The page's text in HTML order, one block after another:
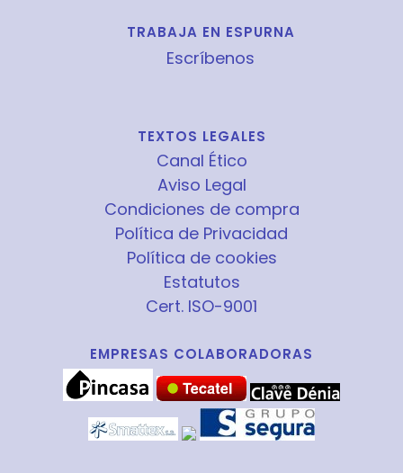
TRABAJA EN ESPURNA
Escríbenos
TEXTOS LEGALES
Canal Ético
Aviso Legal
Condiciones de compra
Política de Privacidad
Política de cookies
Estatutos
Cert. ISO-9001
EMPRESAS COLABORADORAS